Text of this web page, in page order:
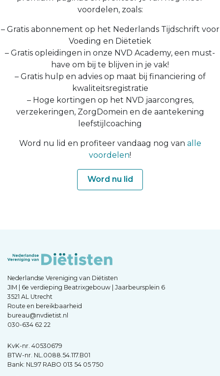
voordelen, zoals:
– Gratis abonnement op het Nederlands Tijdschrift voor
Voeding en Diëtetiek
– Gratis opleidingen in onze NVD Academy, een must-
have om bij te blijven in je vak!
– Gratis hulp en advies op maat bij financiering of
kwaliteitsregistratie
– Hoge kortingen op het NVD jaarcongres,
verzekeringen, ZorgDomein en de aantekening
leefstijlcoaching
Word nu lid en profiteer vandaag nog van alle
voordelen!
Word nu lid
Nederlandse Vereniging van Diëtisten
JIM | 6e verdieping Beatrixgebouw | Jaarbeursplein 6
3521 AL Utrecht
Route en bereikbaarheid
bureau@nvdietist.nl
030-634 62 22
KvK-nr. 40530679
BTW-nr. NL.0088.54.117.B01
Bank: NL97 RABO 013 54 05 750